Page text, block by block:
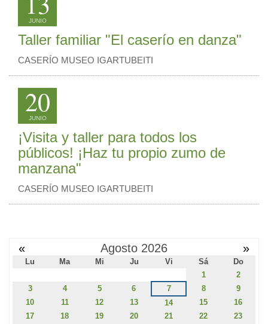
JUNIO
Taller familiar "El caserío en danza"
CASERÍO MUSEO IGARTUBEITI
20
JUNIO
¡Visita y taller para todos los
públicos! ¡Haz tu propio zumo de
manzana"
CASERÍO MUSEO IGARTUBEITI
« Agosto 2026 »
Lu Ma Mi Ju Vi Sá
Do
1
2
3
4 5 6 7 8
9
10
11 12 13 14 15
16
17
18 19 20 21 22 23